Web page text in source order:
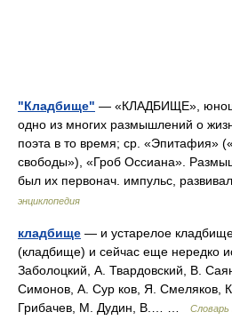
"Кладбище" — «КЛАДБИЩЕ»,
одно из многих размышлений о
поэта в то время; ср. «Эпитафия»
свободы»), «Гроб Оссиана».
был их первонач. импульс,
энциклопедия
кладбище — и устарелое
(кладбище) и сейчас еще нередко
Заболоцкий, А. Твардовский, В.
Симонов, А. Сур ков, Я. Смеляков,
Грибачев, М. Дудин, В.… …
Словарь